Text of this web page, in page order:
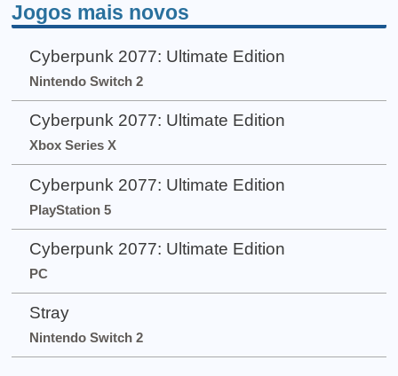
Jogos mais novos
Cyberpunk 2077: Ultimate Edition
Nintendo Switch 2
Cyberpunk 2077: Ultimate Edition
Xbox Series X
Cyberpunk 2077: Ultimate Edition
PlayStation 5
Cyberpunk 2077: Ultimate Edition
PC
Stray
Nintendo Switch 2